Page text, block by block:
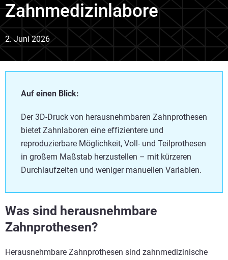
Zahnmedizinlabore
2. Juni 2026
Auf einen Blick:
Der 3D-Druck von herausnehmbaren Zahnprothesen
bietet Zahnlaboren eine effizientere und
reproduzierbare Möglichkeit, Voll- und Teilprothesen
in großem Maßstab herzustellen – mit kürzeren
Durchlaufzeiten und weniger manuellen Variablen.
Was sind herausnehmbare
Zahnprothesen?
Herausnehmbare Zahnprothesen sind zahnmedizinische